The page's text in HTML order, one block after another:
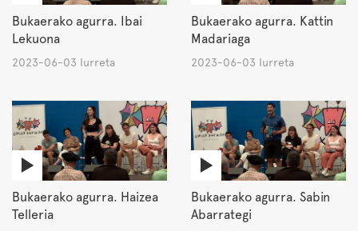
Bukaerako agurra. Ibai
Lekuona
2023-06-03 Iurreta
Bukaerako agurra. Kattin
Madariaga
2023-06-03 Iurreta
Bukaerako agurra. Haizea
Telleria
Bukaerako agurra. Sabin
Abarrategi